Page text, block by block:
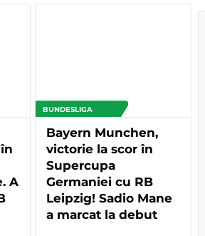
A
BUNDESLIGA
Bayern Munchen,
victorie la scor în
Supercupa
Germaniei cu RB
Leipzig! Sadio Mane
a marcat la debut